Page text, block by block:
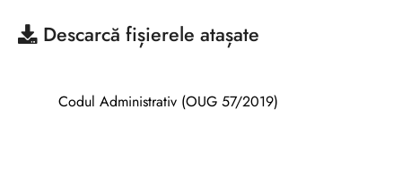
Descarcă fișierele atașate
Codul Administrativ (OUG 57/2019)